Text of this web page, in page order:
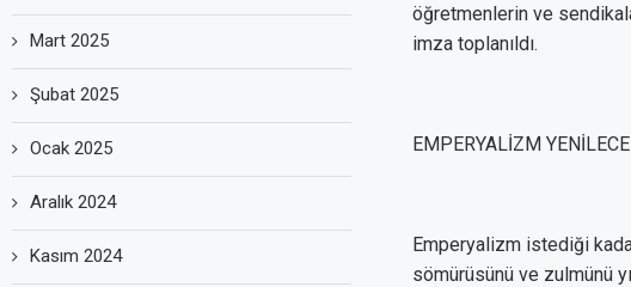
öğretmenlerin ve
imza toplanıldı.
EMPERYALİZM
Emperyalizm istediği
sömürüsünü ve zulmünü
Mart 2025
Şubat 2025
Ocak 2025
Aralık 2024
Kasım 2024